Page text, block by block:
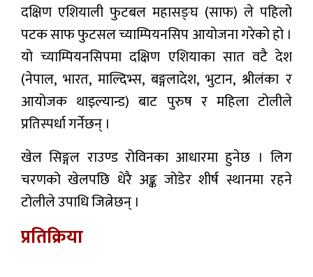
दक्षिण एशियाली फुटबल महासङ्घ (साफ) ले पहिलो
पटक साफ फुटसल च्याम्पियनसिप आयोजना गरेको हो ।
यो च्याम्पियनसिपमा दक्षिण एशियाका सात वटै देश
(नेपाल, भारत, माल्दिभ्स, बङ्गलादेश, भुटान, श्रीलंका र
आयोजक थाइल्यान्ड) बाट पुरुष र महिला टोलीले
प्रतिस्पर्धा गर्नेछन् ।
खेल सिङ्गल राउण्ड रोविनका आधारमा हुनेछ । लिग
चरणको खेलपछि धेरै अङ्क जोडेर शीर्ष स्थानमा रहने
टोलीले उपाधि जित्नेछन् ।
प्रतिक्रिया